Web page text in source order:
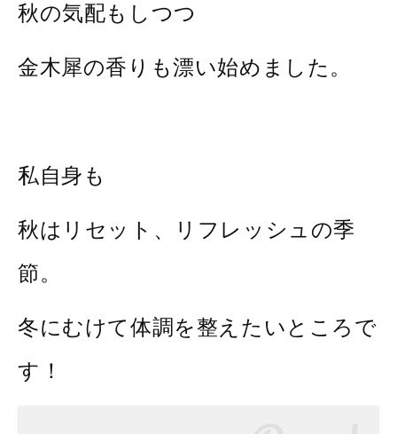
秋の気配もしつつ
金木犀の香りも漂い始めました。
私自身も
秋はリセット、リフレッシュの季
節。
冬にむけて体調を整えたいところで
す！